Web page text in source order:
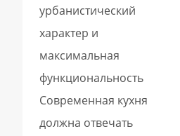
урбанистический
характер и
максимальная
функциональность
Современная кухня
должна отвечать